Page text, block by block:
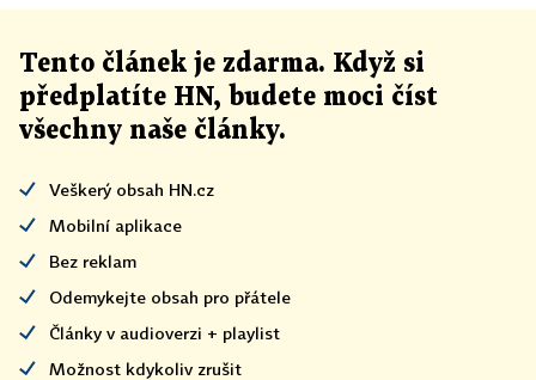
Tento článek je zdarma. Když si
předplatíte HN, budete moci číst
všechny naše články.
Veškerý obsah HN.cz
Mobilní aplikace
Bez reklam
Odemykejte obsah pro přátele
Články v audioverzi + playlist
Možnost kdykoliv zrušit